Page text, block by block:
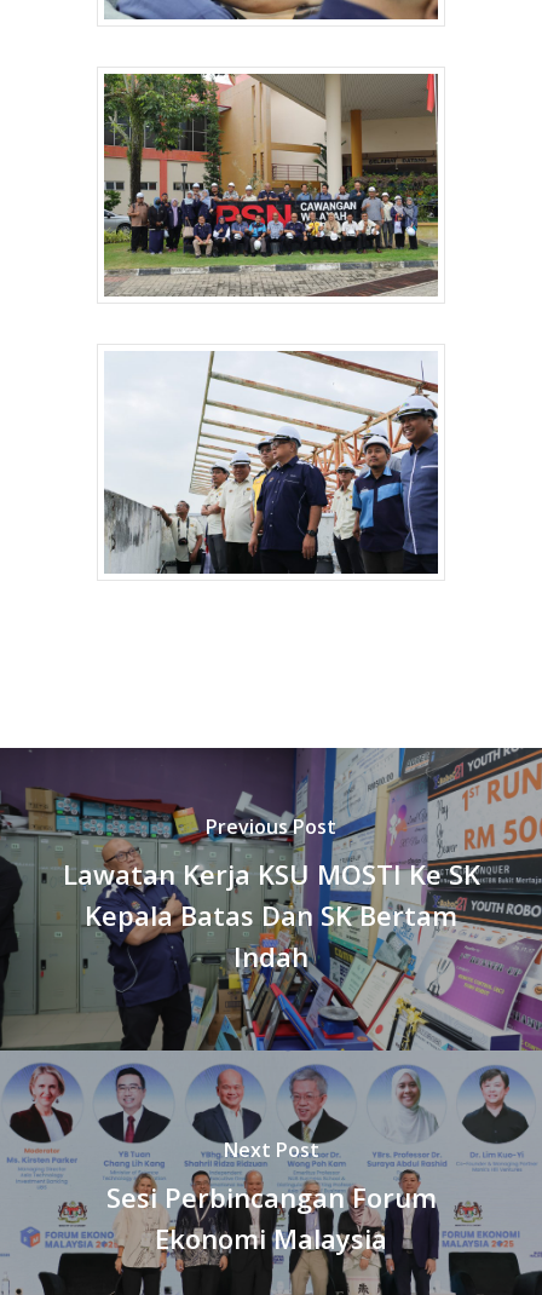
Previous Post
Lawatan Kerja KSU MOSTI Ke SK
Kepala Batas Dan SK Bertam
Indah
Next Post
Sesi Perbincangan Forum
Ekonomi Malaysia